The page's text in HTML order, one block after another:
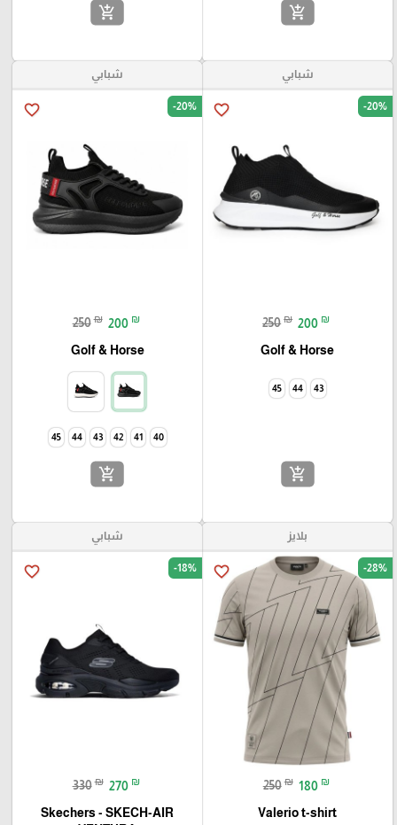
add_shopping_cart
add_shopping_cart
شبابي
favorite_border -20%
250 ₪ 200 ₪
Golf & Horse
43
44
45
add_shopping_cart
شبابي
favorite_border -20%
250 ₪ 200 ₪
Golf & Horse
40
41
42
43
44
45
add_shopping_cart
بلايز
favorite_border -28%
250 ₪ 180 ₪
Valerio t-shirt
شبابي
favorite_border -18%
330 ₪ 270 ₪
Skechers - SKECH-AIR